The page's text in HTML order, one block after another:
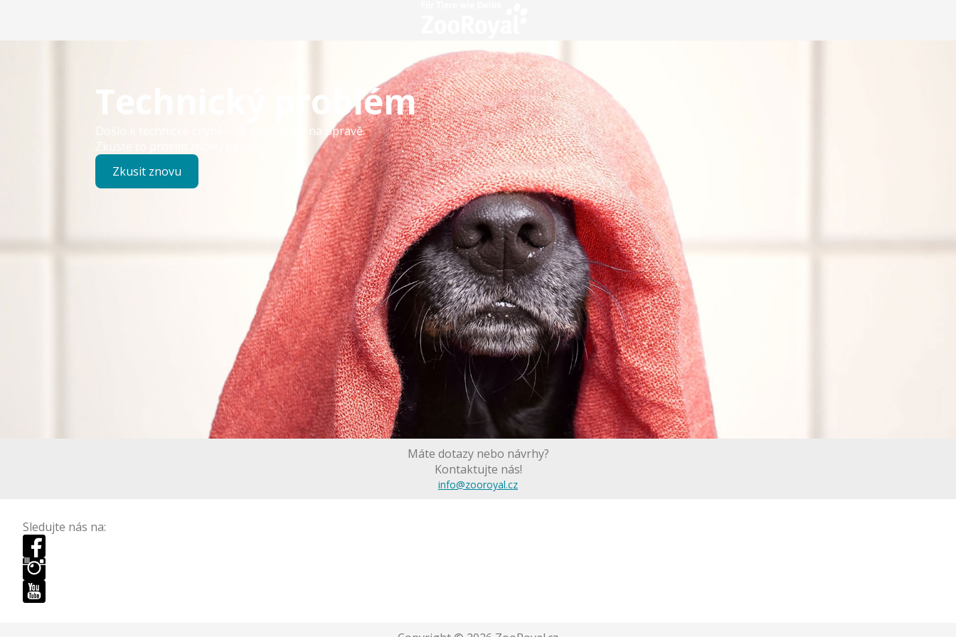
Technický problém
Došlo k technické chybě – již pracujeme na opravě.
Zkuste to prosím znovu později.
Zkusit znovu
Máte dotazy nebo návrhy?
Kontaktujte nás!
info@zooroyal.cz
Sledujte nás na: